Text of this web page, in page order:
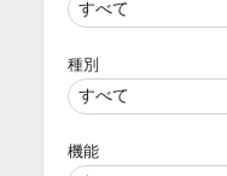
種別
機能